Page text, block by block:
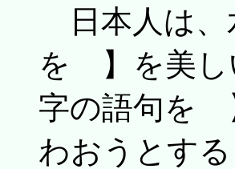
日本人は、
を 】を美し
字の語句を
わおうとす